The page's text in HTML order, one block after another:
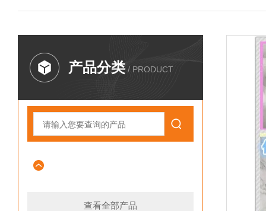
产品分类 / PRODUCT
查看全部产品